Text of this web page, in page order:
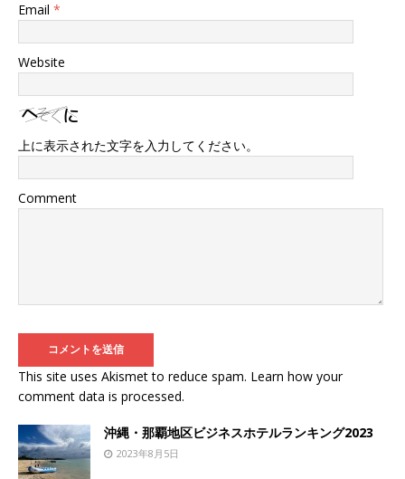
Email *
Website
上に表示された文字を入力してください。
Comment
This site uses Akismet to reduce spam. Learn how your
comment data is processed.
沖縄・那覇地区ビジネスホテルランキング2023
2023年8月5日